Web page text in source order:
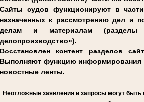
Сайты судов функционируют в
назначенных к рассмотрению дел и
делам и материалам (разделы
делопроизводство»).
Восстановлен контент разделов
Выполняют функцию информирования
новостные ленты.
Неотложные заявления и запросы могут